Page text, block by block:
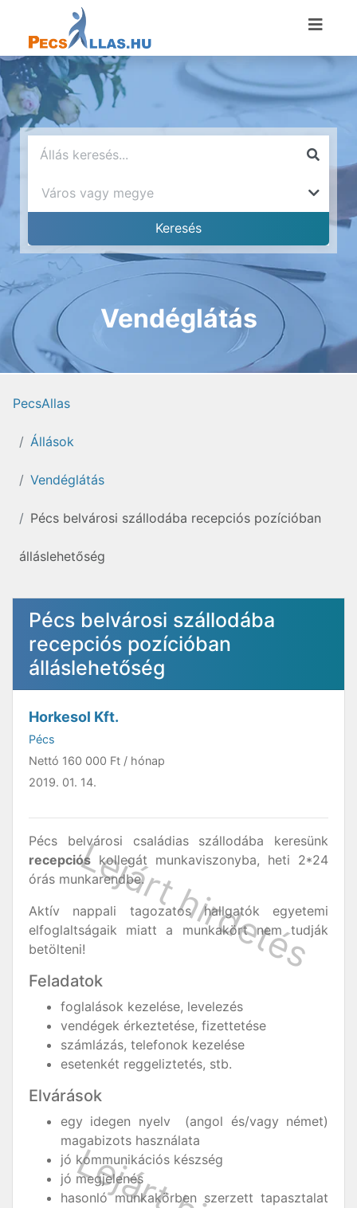
Vendéglátás
PecsAllas
Állások
Vendéglátás
Pécs belvárosi szállodába recepciós pozícióban
álláslehetőség
Pécs belvárosi szállodába
recepciós pozícióban
álláslehetőség
Horkesol Kft.
Pécs
Nettó 160 000 Ft / hónap
2019. 01. 14.
Pécs belvárosi családias szállodába keresünk
recepciós kollegát munkaviszonyba, heti 2*24
órás munkarendbe.
Aktív nappali tagozatos hallgatók egyetemi
elfoglaltságaik miatt a munkakört nem tudják
betölteni!
Feladatok
foglalások kezelése, levelezés
vendégek érkeztetése, fizettetése
számlázás, telefonok kezelése
esetenkét reggeliztetés, stb.
Elvárások
egy idegen nyelv (angol és/vagy német)
magabizots használata
jó kommunikációs készség
jó megjelenés
hasonló munkakörben szerzett tapasztalat